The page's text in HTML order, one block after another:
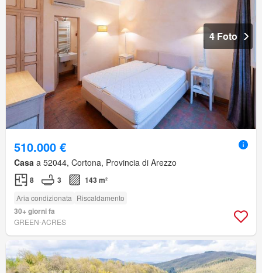
4 Foto
510.000 €
Casa a 52044, Cortona, Provincia di Arezzo
8 3 143 m²
Aria condizionata Riscaldamento
30+ giorni fa
GREEN-ACRES